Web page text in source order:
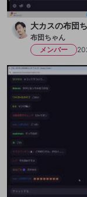
大カスの布団
布団ちゃん
メンバー